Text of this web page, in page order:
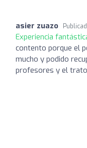
asier zuazo
Experiencia
contento porque el
mucho y podido
profesores y el trato